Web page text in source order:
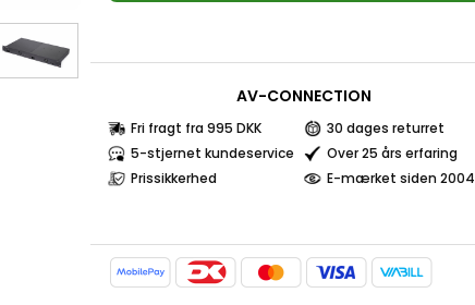
AV-CONNECTION
Fri fragt fra 995 DKK
30 dages returret
5-stjernet kundeservice
Over 25 års erfaring
Prissikkerhed
E-mærket siden 2004